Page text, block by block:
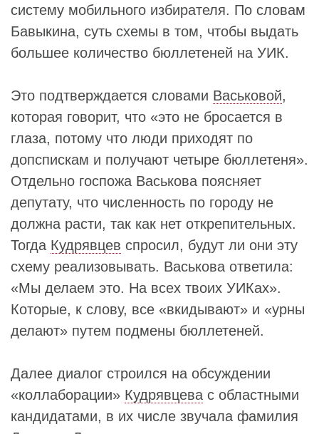
систему мобильного избирателя. По словам
Бавыкина, суть схемы в том, чтобы выдать
большее количество бюллетеней на УИК.
Это подтверждается словами Васьковой,
которая говорит, что «это не бросается в
глаза, потому что люди приходят по
допспискам и получают четыре бюллетеня».
Отдельно госпожа Васькова поясняет
депутату, что численность по городу не
должна расти, так как нет открепительных.
Тогда Кудрявцев спросил, будут ли они эту
схему реализовывать. Васькова ответила:
«Мы делаем это. На всех твоих УИКах».
Которые, к слову, все «вкидывают» и «урны
делают» путем подмены бюллетеней.
Далее диалог строился на обсуждении
«коллаборации» Кудрявцева с областными
кандидатами, в их числе звучала фамилия